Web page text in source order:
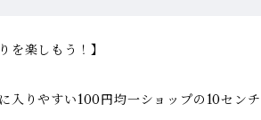
を楽しもう！】
入りやすい100円均一ショップの10センチ